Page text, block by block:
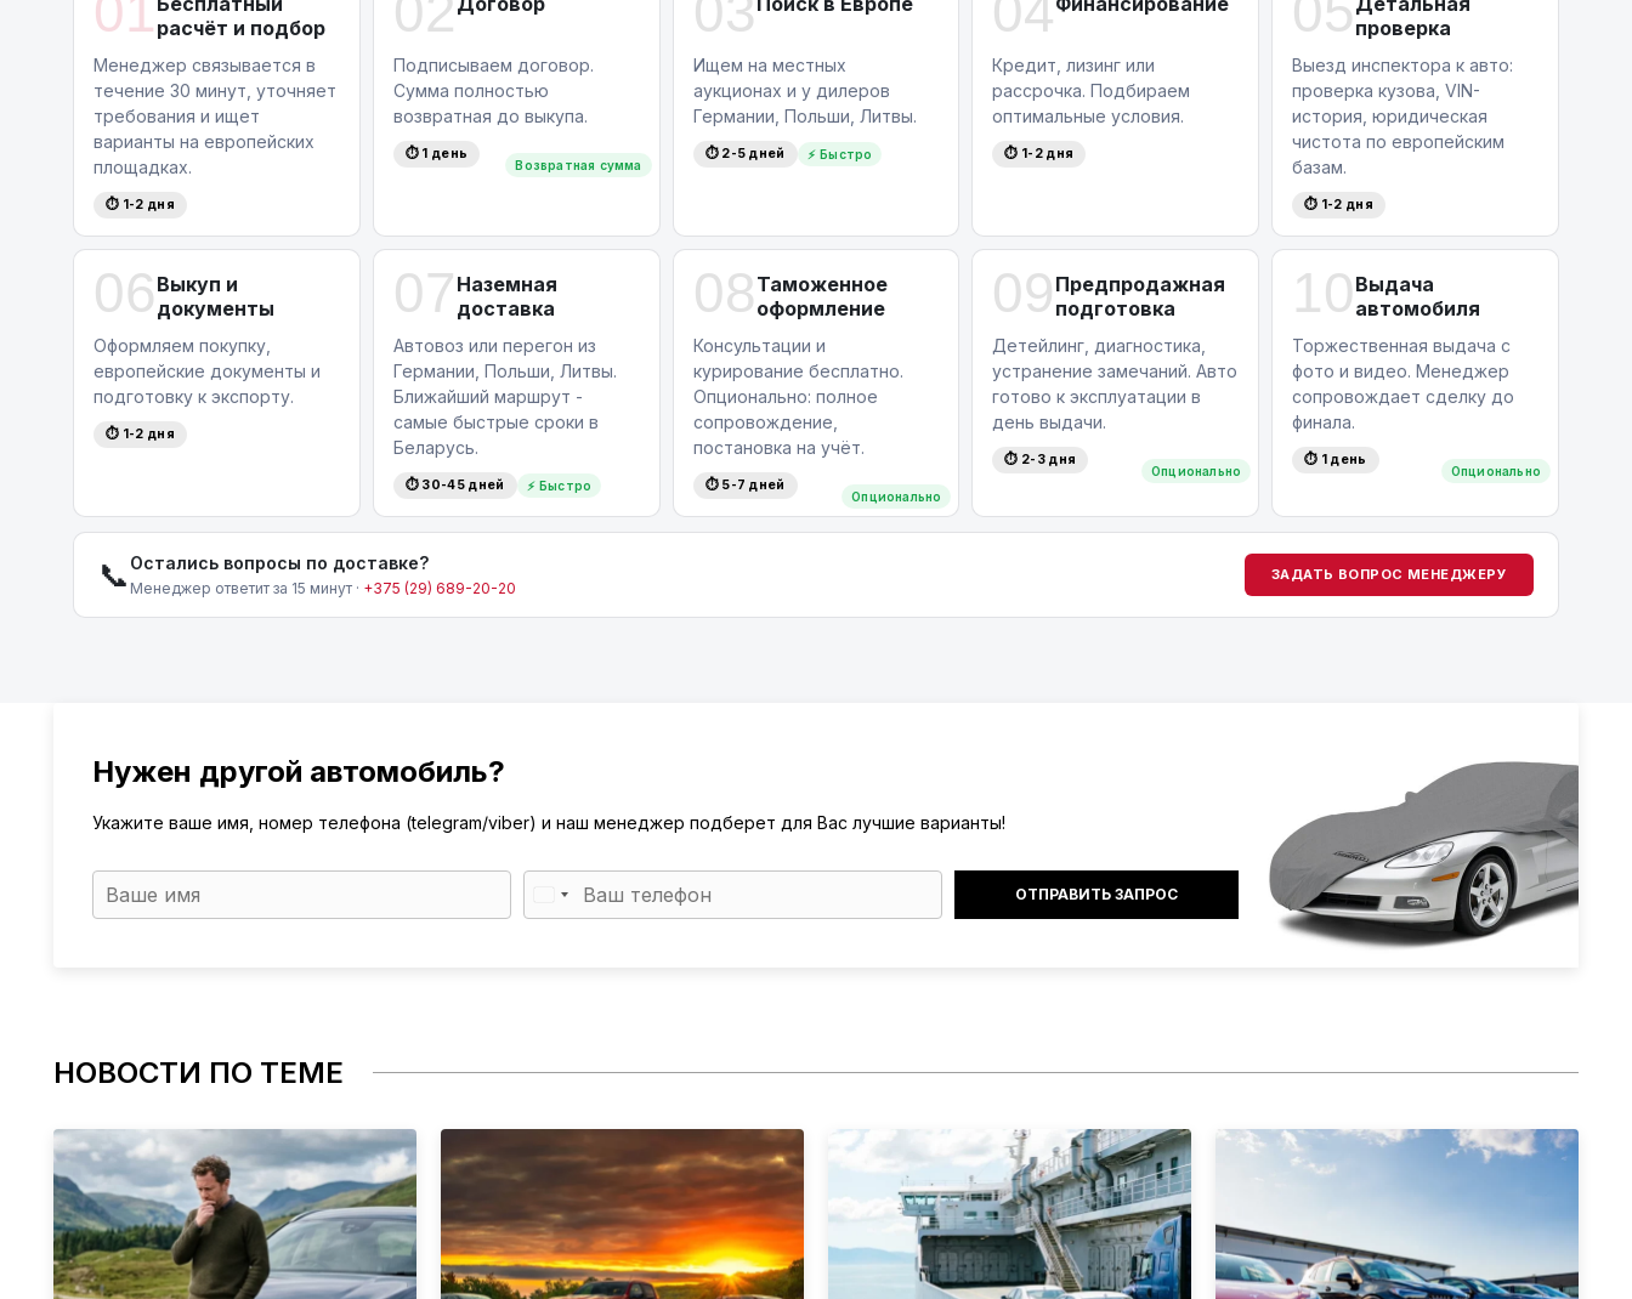
расчёт и подбор
Менеджер связывается в
течение 30 минут, уточняет
требования и ищет
варианты на европейских
площадках.
⏱ 1-2 дня
Возвратная сумма
Подписываем договор.
Сумма полностью
возвратная до выкупа.
⏱ 1 день
Ищем на местных
аукционах и у дилеров
Германии, Польши, Литвы.
⏱ 2-5 дней ⚡ Быстро
Кредит, лизинг или
рассрочка. Подбираем
оптимальные условия.
⏱ 1-2 дня
проверка
Выезд инспектора к авто:
проверка кузова, VIN-
история, юридическая
чистота по европейским
базам.
⏱ 1-2 дня
06 Выкуп и
документы
Оформляем покупку,
европейские документы и
подготовку к экспорту.
⏱ 1-2 дня
07 Наземная
доставка
Автовоз или перегон из
Германии, Польши, Литвы.
Ближайший маршрут -
самые быстрые сроки в
Беларусь.
⏱ 30-45 дней ⚡ Быстро
08 Таможенное
оформление
Опционально
Консультации и
курирование бесплатно.
Опционально: полное
сопровождение,
постановка на учёт.
⏱ 5-7 дней
09 Предпродажная
подготовка
Опционально
Детейлинг, диагностика,
устранение замечаний. Авто
готово к эксплуатации в
день выдачи.
⏱ 2-3 дня
10 Выдача
автомобиля
Опционально
Торжественная выдача с
фото и видео. Менеджер
сопровождает сделку до
финала.
⏱ 1 день
📞 Остались вопросы по доставке?
Менеджер ответит за 15 минут · +375 (29) 689-20-20
ЗАДАТЬ ВОПРОС МЕНЕДЖЕРУ
Нужен другой автомобиль?
Укажите ваше имя, номер телефона (telegram/viber) и наш менеджер подберет для Вас лучшие варианты!
НОВОСТИ ПО ТЕМЕ